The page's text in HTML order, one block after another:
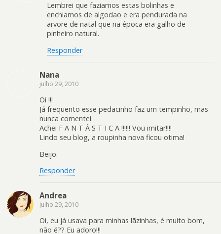
Lembrei que faziamos estas bolinhas e
enchiamos de algodao e era pendurada na
arvore de natal que na época era galho de
pinheiro natural.
Responder
Nana
julho 29, 2010
Oi !!!
Já frequento esse pedacinho faz um tempinho, mas
nunca comentei.
Achei F A N T Á S T I C A !!!!!! Vou imitar!!!!
Lindo seu blog, a roupinha nova ficou otima!
Beijo.
Responder
Andrea
julho 29, 2010
Oi, eu já usava para minhas lãzinhas, é muito bom,
não é?? Eu adoro!!!